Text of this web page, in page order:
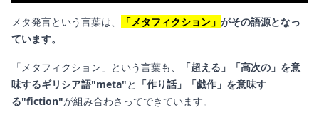
メタ発言という言葉は、 「メタフィクション」 がその語源となっ
ています。
「メタフィクション」という言葉も、
「超える」「高次の」を意
味するギリシア語"meta"と 「作り話」「戯作」を意味す
る"fiction"が組み合わさってできています。